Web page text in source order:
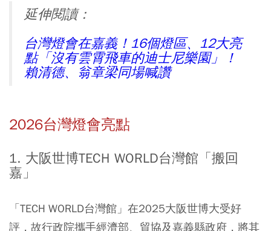
延伸閱讀：
台灣燈會在嘉義！16個燈區、12大亮
點「沒有雲霄飛車的迪士尼樂園」！
賴清德、翁章梁同場喊讚
2026台灣燈會亮點
1. 大阪世博TECH WORLD台灣館「搬回
嘉」
「TECH WORLD台灣館」在2025大阪世博大受好
評，故行政院攜手經濟部、貿協及嘉義縣政府，將其